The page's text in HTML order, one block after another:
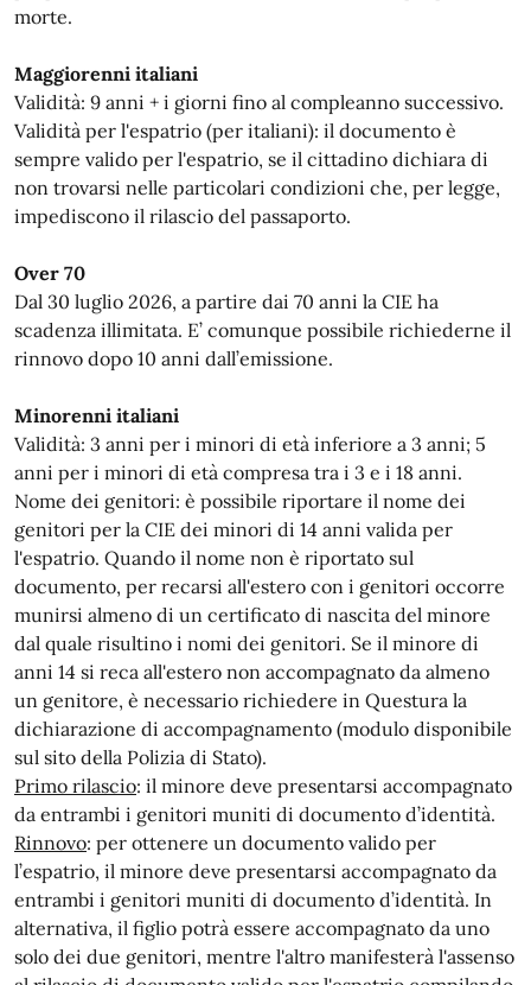
morte.
Maggiorenni italiani
Validità: 9 anni + i giorni fino al compleanno successivo.
Validità per l'espatrio (per italiani): il documento è
sempre valido per l'espatrio, se il cittadino dichiara di
non trovarsi nelle particolari condizioni che, per legge,
impediscono il rilascio del passaporto.
Over 70
Dal 30 luglio 2026, a partire dai 70 anni la CIE ha
scadenza illimitata. E’ comunque possibile richiederne il
rinnovo dopo 10 anni dall’emissione.
Minorenni italiani
Validità: 3 anni per i minori di età inferiore a 3 anni; 5
anni per i minori di età compresa tra i 3 e i 18 anni.
Nome dei genitori: è possibile riportare il nome dei
genitori per la CIE dei minori di 14 anni valida per
l'espatrio. Quando il nome non è riportato sul
documento, per recarsi all'estero con i genitori occorre
munirsi almeno di un certificato di nascita del minore
dal quale risultino i nomi dei genitori. Se il minore di
anni 14 si reca all'estero non accompagnato da almeno
un genitore, è necessario richiedere in Questura la
dichiarazione di accompagnamento (modulo disponibile
sul sito della Polizia di Stato).
Primo rilascio: il minore deve presentarsi accompagnato
da entrambi i genitori muniti di documento d’identità.
Rinnovo: per ottenere un documento valido per
l’espatrio, il minore deve presentarsi accompagnato da
entrambi i genitori muniti di documento d’identità. In
alternativa, il figlio potrà essere accompagnato da uno
solo dei due genitori, mentre l'altro manifesterà l'assenso